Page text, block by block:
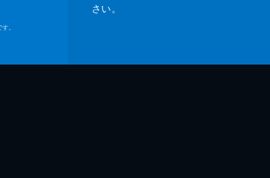
。
さい。